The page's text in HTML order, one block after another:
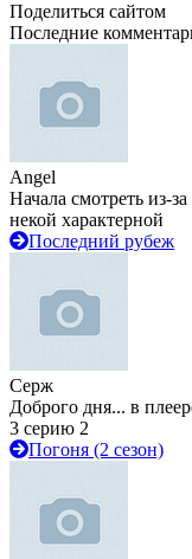
Поделиться сайтом
Последние
Angel
Начала смотреть из-
некой характерной
Последний рубеж
Серж
Доброго дня... в
3 серию 2
Погоня (2 сезон)